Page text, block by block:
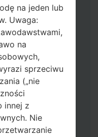
i klawisz
klawisze
głośności,
zasilania,
i klawisz
naciśnij i
i klawisz
na jeden lub
Uwaga:
na
sprzeciwu
(„nie
innej z
Nie